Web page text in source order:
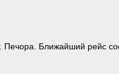
Ближайший рейс